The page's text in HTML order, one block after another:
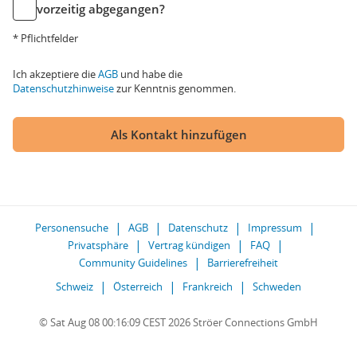
vorzeitig abgegangen?
* Pflichtfelder
Ich akzeptiere dieAGB und habe die
Datenschutzhinweisezur Kenntnis genommen.
Als Kontakt hinzufügen
Personensuche AGB Datenschutz
Impressum
Privatsphäre
Vertrag kündigen
FAQ
Community Guidelines
Barrierefreiheit
Schweiz
Österreich Frankreich Schweden
© Sat Aug 08 00:16:09 CEST 2026 Ströer Connections GmbH